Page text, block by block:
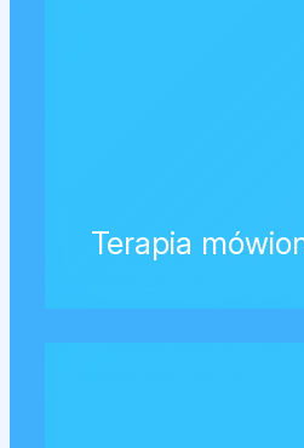
Terapia